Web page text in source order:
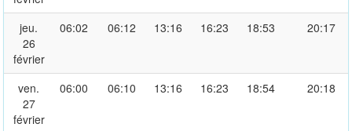
jeu.
26
février
06:02 06:12 13:16 16:23 18:53 20:17
ven.
27
février
06:00 06:10 13:16 16:23 18:54 20:18